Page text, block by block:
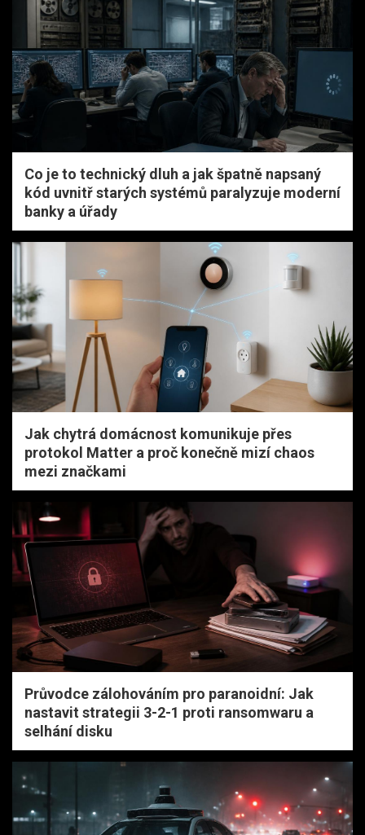
Co je to technický dluh a jak špatně napsaný
kód uvnitř starých systémů paralyzuje moderní
banky a úřady
Jak chytrá domácnost komunikuje přes
protokol Matter a proč konečně mizí chaos
mezi značkami
Průvodce zálohováním pro paranoidní: Jak
nastavit strategii 3-2-1 proti ransomwaru a
selhání disku